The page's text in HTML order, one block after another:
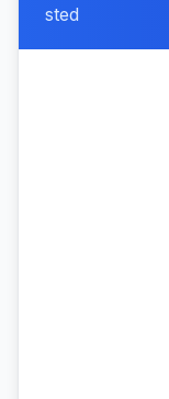
sted